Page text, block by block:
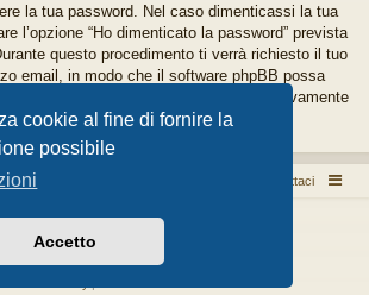
cookie al fine di fornire la
possibile
Accetto
la tua password. Nel caso dimenticassi la tua
l’opzione “Ho dimenticato la password” prevista
questo procedimento ti verrà richiesto il tuo
email, in modo che il software phpBB possa
che ti permetterà di accedere nuovamente
solo... Contattaci
daphpBB® Forum Software © phpBB Limited
Style daArty- phpBB 3.3 da MrGaby
phpBB-Store.it